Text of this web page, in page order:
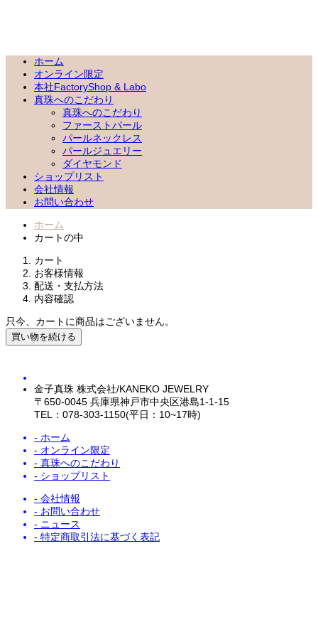
ホーム
オンライン限定
本社FactoryShop & Labo
真珠へのこだわり
真珠へのこだわり
ファーストパール
パールネックレス
パールジュエリー
ダイヤモンド
ショップリスト
会社情報
お問い合わせ
ホーム
カートの中
カート
お客様情報
配送・支払方法
内容確認
只今、カートに商品はございません。
金子真珠 株式会社/KANEKO JEWELRY
〒650-0045 兵庫県神戸市中央区港島1-1-15
TEL：078-303-1150(平日：10~17時)
- ホーム
- オンライン限定
- 真珠へのこだわり
- ショップリスト
- 会社情報
- お問い合わせ
- ニュース
- 特定商取引法に基づく表記